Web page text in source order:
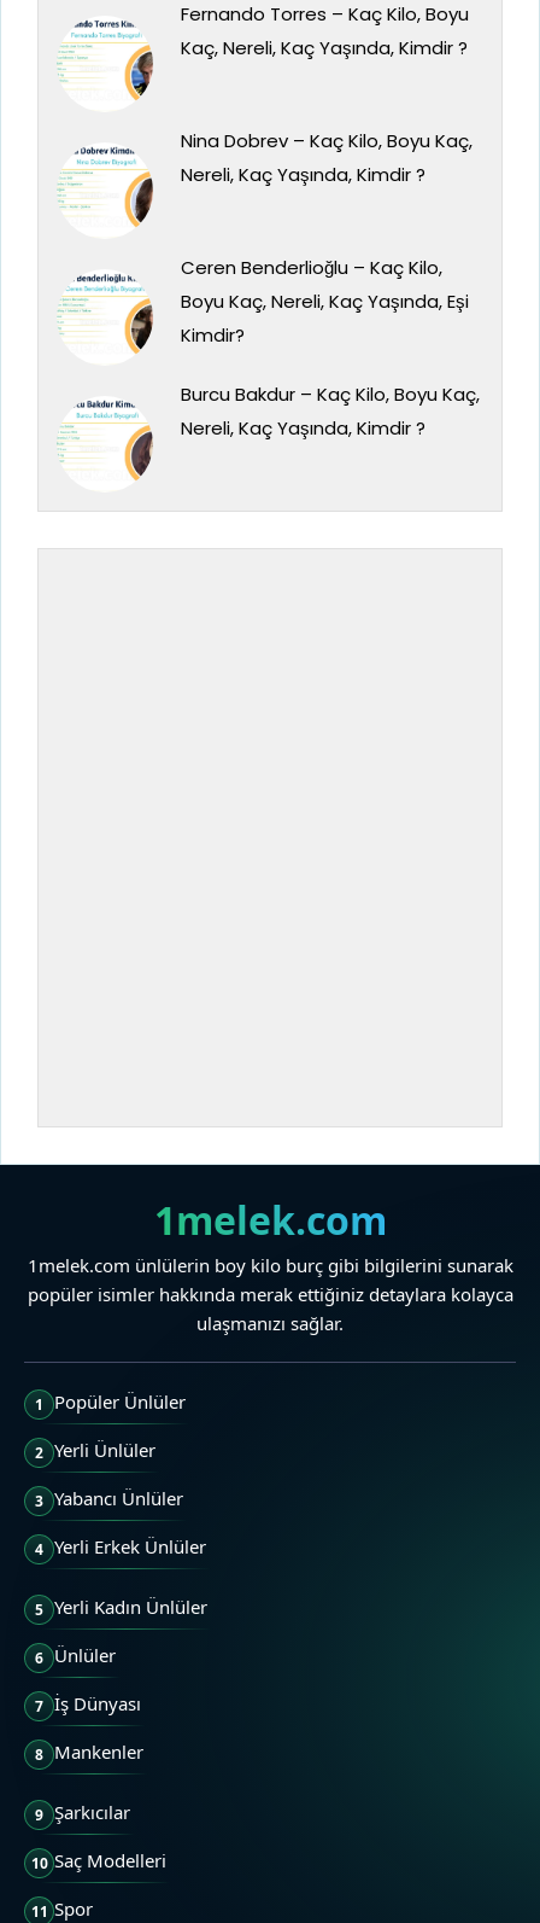
Fernando Torres – Kaç Kilo, Boyu
Kaç, Nereli, Kaç Yaşında, Kimdir ?
Nina Dobrev – Kaç Kilo, Boyu Kaç,
Nereli, Kaç Yaşında, Kimdir ?
Ceren Benderlioğlu – Kaç Kilo,
Boyu Kaç, Nereli, Kaç Yaşında, Eşi
Kimdir?
Burcu Bakdur – Kaç Kilo, Boyu Kaç,
Nereli, Kaç Yaşında, Kimdir ?
1melek.com
1melek.com ünlülerin boy kilo burç gibi bilgilerini sunarak
popüler isimler hakkında merak ettiğiniz detaylara kolayca
ulaşmanızı sağlar.
1 Popüler Ünlüler
2 Yerli Ünlüler
3 Yabancı Ünlüler
4 Yerli Erkek Ünlüler
5 Yerli Kadın Ünlüler
6 Ünlüler
7 İş Dünyası
8 Mankenler
9 Şarkıcılar
10 Saç Modelleri
11 Spor